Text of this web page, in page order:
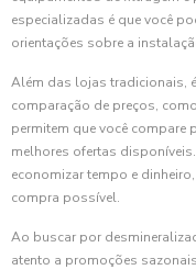
especializadas é que você
orientações sobre a
Além das lojas tradicionais,
comparação de preços,
permitem que você compare
melhores ofertas
economizar tempo e
compra possível.
Ao buscar por
atento a promoções